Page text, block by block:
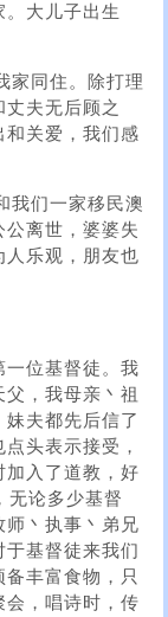
。大儿子出生
家同住。除打理
夫无后顾之
和关爱，我们感
我们一家移民澳
离世，婆婆失
人乐观，朋友也
一位基督徒。我
，我母亲丶祖
夫都先后信了
头表示接受，
加入了道教，好
无论多少基督
师丶执事丶弟兄
基督徒来我们
丰富食物，只
会，唱诗时，传